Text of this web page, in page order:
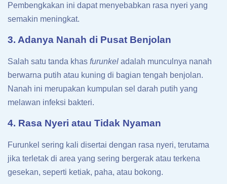
Pembengkakan ini dapat menyebabkan rasa nyeri yang
semakin meningkat.
3. Adanya Nanah di Pusat Benjolan
Salah satu tanda khas furunkel adalah munculnya nanah
berwarna putih atau kuning di bagian tengah benjolan.
Nanah ini merupakan kumpulan sel darah putih yang
melawan infeksi bakteri.
4. Rasa Nyeri atau Tidak Nyaman
Furunkel sering kali disertai dengan rasa nyeri, terutama
jika terletak di area yang sering bergerak atau terkena
gesekan, seperti ketiak, paha, atau bokong.